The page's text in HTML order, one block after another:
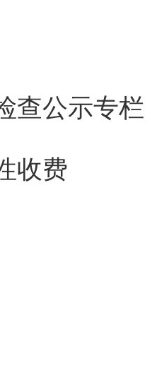
查公示专栏
收费